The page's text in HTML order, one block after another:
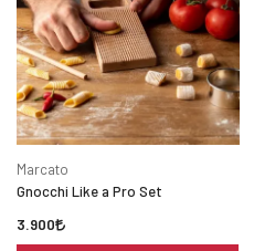
Marcato
Gnocchi Like a Pro Set
3.900